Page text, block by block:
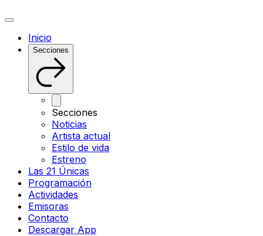
Inicio
Secciones
Secciones
Noticias
Artista actual
Estilo de vida
Estreno
Las 21 Únicas
Programación
Actividades
Emisoras
Contacto
Descargar App